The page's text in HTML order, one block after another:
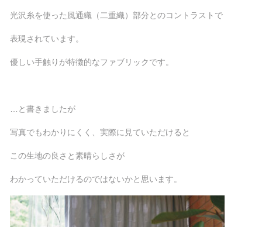
光沢糸を使った風通織（二重織）部分とのコントラストで
表現されています。
優しい手触りが特徴的なファブリックです。
…と書きましたが
写真でもわかりにくく、実際に見ていただけると
この生地の良さと素晴らしさが
わかっていただけるのではないかと思います。